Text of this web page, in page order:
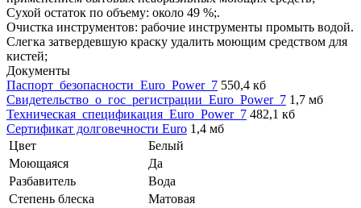
Сухой остаток по объему: около 49 %;.
Очистка инструментов: рабочие инструменты промыть водой.
Слегка затвердевшую краску удалить моющим средством для
кистей;
Документы
Паспорт_безопасности_Euro_Power_7 550,4 кб
Свидетельство_о_гос_регистрации_Euro_Power_7 1,7 мб
Техническая_спецификация_Euro_Power_7 482,1 кб
Сертификат долговечности Euro 1,4 мб
Цвет
Белый
Моющаяся
Да
Разбавитель
Вода
Степень блеска
Матовая